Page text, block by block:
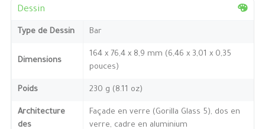
Dessin
Type de Dessin Bar
Dimensions
164 x 76,4 x 8,9 mm (6,46 x 3,01 x 0,35
pouces)
Poids 230 g (8.11 oz)
Architecture
des
Façade en verre (Gorilla Glass 5), dos en
verre, cadre en aluminium